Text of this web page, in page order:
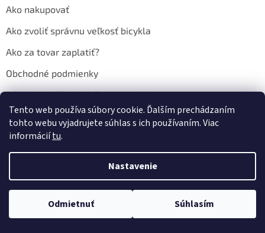
Tento web používa súbory cookie. Ďalším prechádzaním
tohto webu vyjadrujete súhlas s ich používaním. Viac
informáciítu.
Nastavenie
Odmietnuť Súhlasím
Ako nakupovať
Ako zvoliť správnu veľkosť bicykla
Ako za tovar zaplatiť?
Obchodné podmienky
Zásady používania súborov cookies
Ochrana osobných údajov
Kontakt